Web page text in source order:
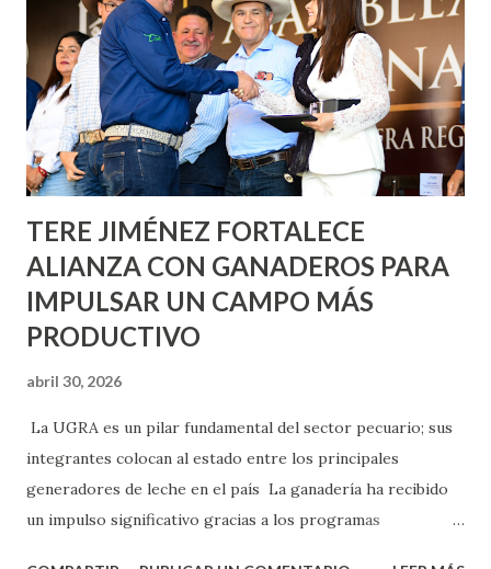
Nieto, entre Jesús F. Elizondo y la calle 22 de Octubre, con
lo que se aplicará pintura en 66 casas. Posteriormente se
llevará este programa a Villas de Nuestra Señora de la
Asunción, Avenida Alameda y Decreto 27 de Septiembre, en
los edificios FOVISSSTE Ojo de Agua, en la comunidad
Norias de Paso Hondo y en los edificios de...
TERE JIMÉNEZ FORTALECE
ALIANZA CON GANADEROS PARA
IMPULSAR UN CAMPO MÁS
PRODUCTIVO
abril 30, 2026
La UGRA es un pilar fundamental del sector pecuario; sus
integrantes colocan al estado entre los principales
generadores de leche en el país La ganadería ha recibido
un impulso significativo gracias a los programas